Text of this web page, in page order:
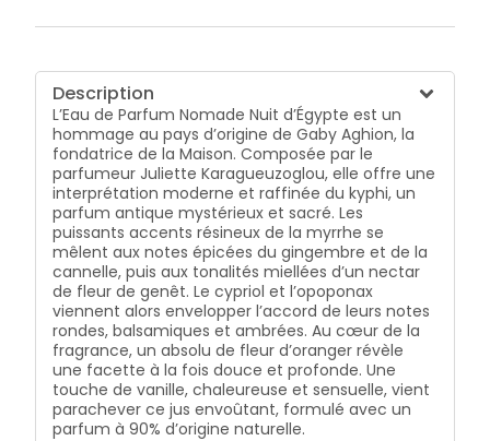
Description
L’Eau de Parfum Nomade Nuit d’Égypte est un
hommage au pays d’origine de Gaby Aghion, la
fondatrice de la Maison. Composée par le
parfumeur Juliette Karagueuzoglou, elle offre une
interprétation moderne et raffinée du kyphi, un
parfum antique mystérieux et sacré. Les
puissants accents résineux de la myrrhe se
mêlent aux notes épicées du gingembre et de la
cannelle, puis aux tonalités miellées d’un nectar
de fleur de genêt. Le cypriol et l’opoponax
viennent alors envelopper l’accord de leurs notes
rondes, balsamiques et ambrées. Au cœur de la
fragrance, un absolu de fleur d’oranger révèle
une facette à la fois douce et profonde. Une
touche de vanille, chaleureuse et sensuelle, vient
parachever ce jus envoûtant, formulé avec un
parfum à 90% d’origine naturelle.